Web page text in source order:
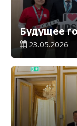
Будущее
23.05.2026